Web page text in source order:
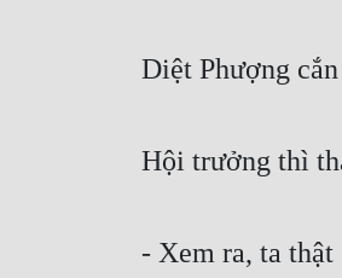
Diệt Phượng
Hội trưởng thì
- Xem ra, ta